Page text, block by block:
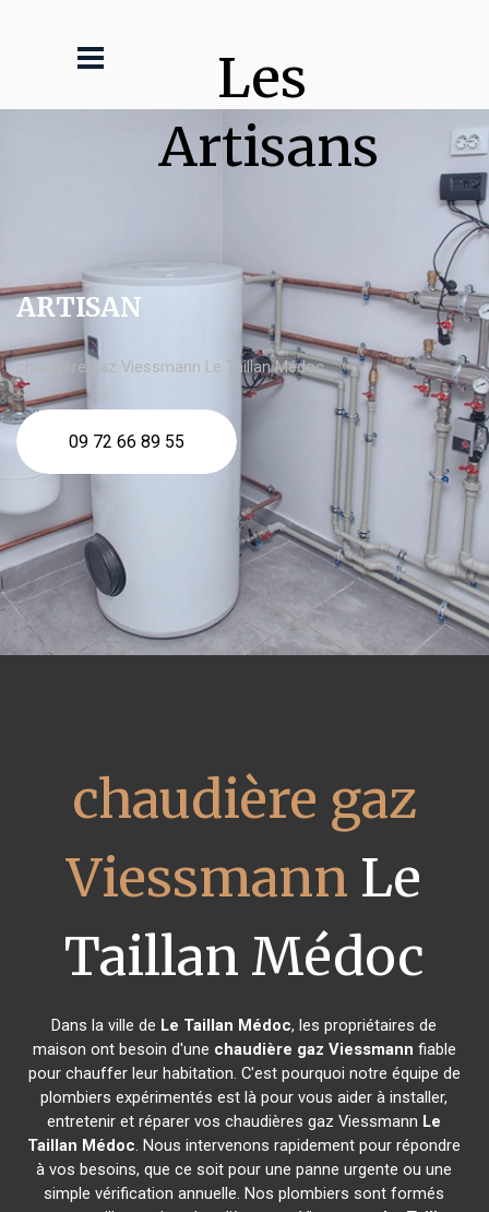
Les
Artisans
ARTISAN
chaudière gaz Viessmann Le Taillan Médoc
09 72 66 89 55
chaudière gaz
Viessmann Le
Taillan Médoc
Dans la ville de Le Taillan Médoc, les propriétaires de
maison ont besoin d'une chaudière gaz Viessmann fiable
pour chauffer leur habitation. C'est pourquoi notre équipe de
plombiers expérimentés est là pour vous aider à installer,
entretenir et réparer vos chaudières gaz Viessmann Le
Taillan Médoc. Nous intervenons rapidement pour répondre
à vos besoins, que ce soit pour une panne urgente ou une
simple vérification annuelle. Nos plombiers sont formés